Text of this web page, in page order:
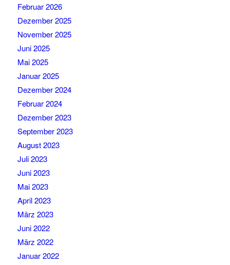
Februar 2026
Dezember 2025
November 2025
Juni 2025
Mai 2025
Januar 2025
Dezember 2024
Februar 2024
Dezember 2023
September 2023
August 2023
Juli 2023
Juni 2023
Mai 2023
April 2023
März 2023
Juni 2022
März 2022
Januar 2022